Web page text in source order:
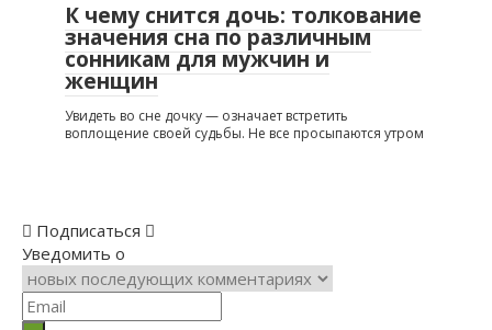
К чему снится дочь: толкование
значения сна по различным
сонникам для мужчин и
женщин
Увидеть во сне дочку — означает встретить
воплощение своей судьбы. Не все просыпаются утром
Подписаться
Уведомить о